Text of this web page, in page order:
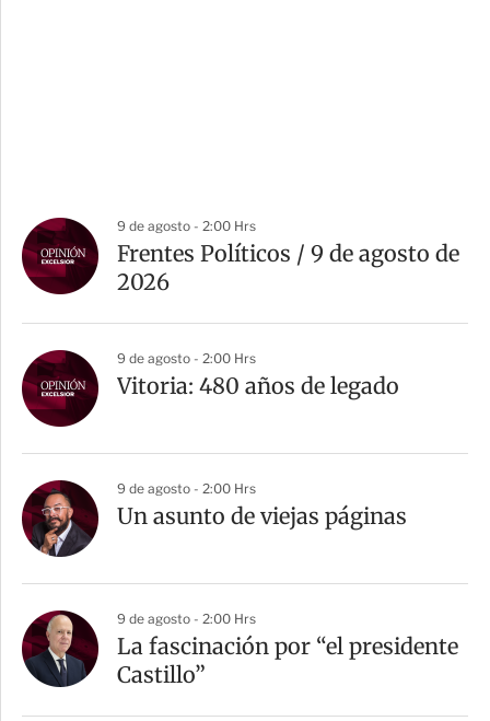
9 de agosto - 2:00 Hrs
Frentes Políticos / 9 de agosto de
2026
9 de agosto - 2:00 Hrs
Vitoria: 480 años de legado
9 de agosto - 2:00 Hrs
Un asunto de viejas páginas
9 de agosto - 2:00 Hrs
La fascinación por “el presidente
Castillo”